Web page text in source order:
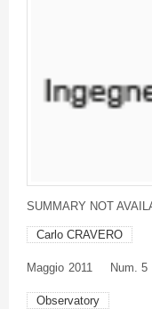
SUMMARY NOT
Carlo CRAVERO
Maggio 2011 Num. 5
Observatory